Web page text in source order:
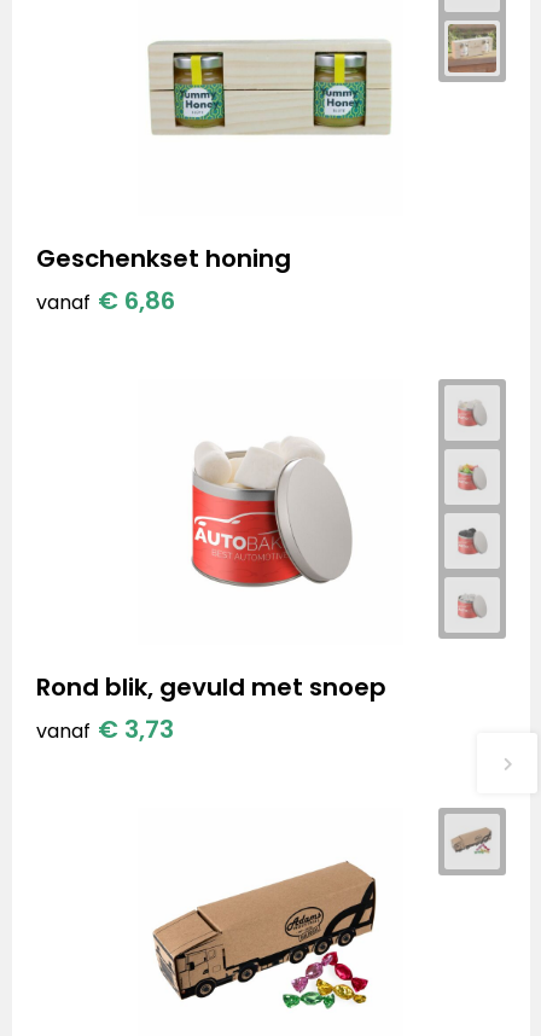
Geschenkset honing
vanaf € 6,86
Rond blik, gevuld met snoep
vanaf € 3,73